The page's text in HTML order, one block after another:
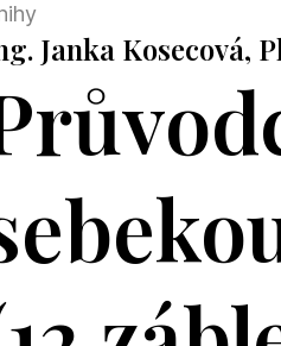
Janka Kosecová,